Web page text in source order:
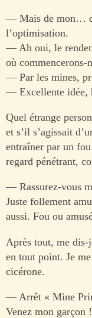
— Mais de mon…
l’optimisation.
— Ah oui, le
où commencerons-
— Par les mines,
— Excellente idée,
Quel étrange
et s’il s’agissait
entraîner par un
regard pénétrant,
— Rassurez-vous
Juste follement
aussi. Fou ou
Après tout, me dis-
en tout point. Je
cicérone.
— Arrêt « Mine
Venez mon garçon